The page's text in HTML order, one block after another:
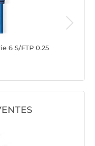
6 S/FTP 0.25